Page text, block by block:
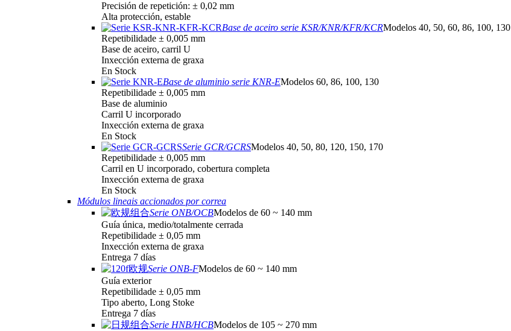
Precisión de repetición: ± 0,02 mm
Alta protección, estable
Base de aceiro serie KSR/KNR/KFR/KCRModelos 40, 50, 60, 86, 100, 130
Repetibilidade ± 0,005 mm
Base de aceiro, carril U
Inxección externa de graxa
En Stock
Base de aluminio serie KNR-EModelos 60, 86, 100, 130
Repetibilidade ± 0,005 mm
Base de aluminio
Carril U incorporado
Inxección externa de graxa
En Stock
Serie GCR/GCRSModelos 40, 50, 80, 120, 150, 170
Repetibilidade ± 0,005 mm
Carril en U incorporado, cobertura completa
Inxección externa de graxa
En Stock
Módulos lineais accionados por correa
Serie ONB/OCBModelos de 60 ~ 140 mm
Guía única, medio/totalmente cerrada
Repetibilidade ± 0,05 mm
Inxección externa de graxa
Entrega 7 días
Serie ONB-FModelos de 60 ~ 140 mm
Guía exterior
Repetibilidade ± 0,05 mm
Tipo aberto, Long Stoke
Entrega 7 días
Serie HNB/HCBModelos de 105 ~ 270 mm